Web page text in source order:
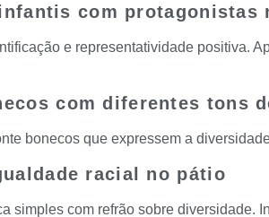
com protagonistas
e representatividade positiva.
com diferentes tons
bonecos que expressem a
racial no pátio
simples com refrão sobre diversidade.